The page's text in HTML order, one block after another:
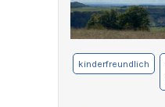
kinderfreundlich